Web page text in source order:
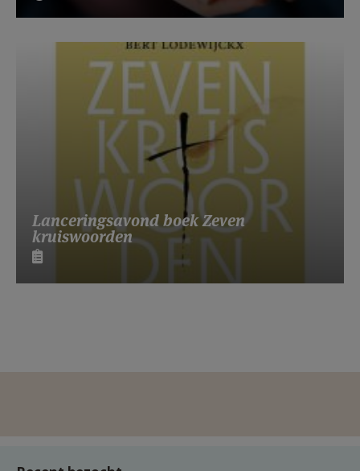
Lanceringsavond boek Zeven
kruiswoorden